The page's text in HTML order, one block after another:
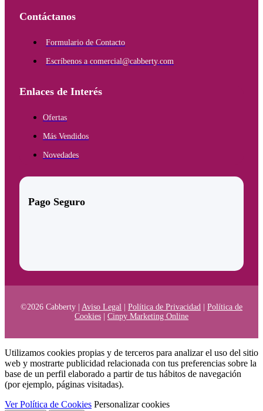
Contáctanos
Formulario de Contacto
Escríbenos a comercial@cabberty.com
Enlaces de Interés
Ofertas
Más Vendidos
Novedades
Pago Seguro
©2026 Cabberty | Aviso Legal Política de Privacidad
Política de
Cookies
Cinpy Marketing Online
Utilizamos cookies propias y de terceros para analizar el uso del sitio
web y mostrarte publicidad relacionada con tus preferencias sobre la
base de un perfil elaborado a partir de tus hábitos de navegación
(por ejemplo, páginas visitadas).
Ver Política de Cookies Personalizar cookies